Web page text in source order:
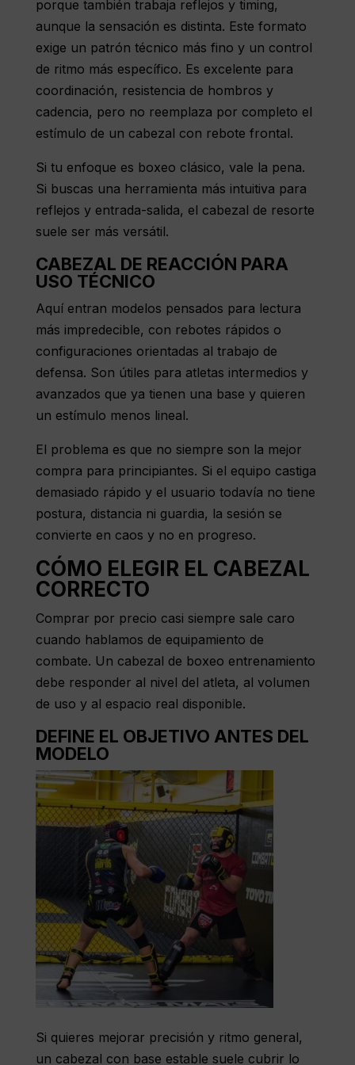
porque también trabaja reflejos y timing,
aunque la sensación es distinta. Este formato
exige un patrón técnico más fino y un control
de ritmo más específico. Es excelente para
coordinación, resistencia de hombros y
cadencia, pero no reemplaza por completo el
estímulo de un cabezal con rebote frontal.
Si tu enfoque es boxeo clásico, vale la pena.
Si buscas una herramienta más intuitiva para
reflejos y entrada-salida, el cabezal de resorte
suele ser más versátil.
CABEZAL DE REACCIÓN PARA
USO TÉCNICO
Aquí entran modelos pensados para lectura
más impredecible, con rebotes rápidos o
configuraciones orientadas al trabajo de
defensa. Son útiles para atletas intermedios y
avanzados que ya tienen una base y quieren
un estímulo menos lineal.
El problema es que no siempre son la mejor
compra para principiantes. Si el equipo castiga
demasiado rápido y el usuario todavía no tiene
postura, distancia ni guardia, la sesión se
convierte en caos y no en progreso.
CÓMO ELEGIR EL CABEZAL
CORRECTO
Comprar por precio casi siempre sale caro
cuando hablamos de equipamiento de
combate. Un cabezal de boxeo entrenamiento
debe responder al nivel del atleta, al volumen
de uso y al espacio real disponible.
DEFINE EL OBJETIVO ANTES DEL
MODELO
Si quieres mejorar precisión y ritmo general,
un cabezal con base estable suele cubrir lo